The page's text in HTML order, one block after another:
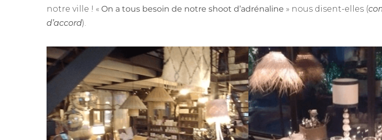
notre ville ! « On a tous besoin de notre shoot d’adrénaline » nous disent-elles (
d’accord).